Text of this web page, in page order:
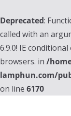
Deprecated:
called with an
6.9.0! IE
browsers. in /
lamphun.com/
on line 6170